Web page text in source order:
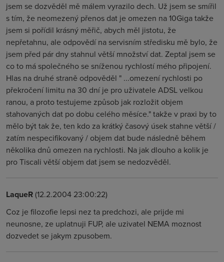
jsem se dozvěděl mě málem vyrazilo dech. Už jsem se smířil
s tím, že neomezený přenos dat je omezen na 10Giga takže
jsem si pořídil krásný měřič, abych měl jistotu, že
nepřetahnu, ale odpovědí na servisním středisku mě bylo, že
jsem před pár dny stahnul větší množství dat. Zeptal jsem se
co to má společného se sníženou rychlostí mého připojení.
Hlas na druhé straně odpověděl " ...omezení rychlosti po
překročení limitu na 30 dní je pro uživatele ADSL velkou
ranou, a proto testujeme způsob jak rozložit objem
stahovaných dat po dobu celého měsíce." takže v praxi by to
mělo být tak že, ten kdo za krátký časový úsek stahne větší /
zatím nespecifikovaný / objem dat bude následně během
několika dnů omezen na rychlosti. Na jak dlouho a kolik je
pro Tiscali větší objem dat jsem se nedozvěděl.
LaqueR(12.2.2004 23:00:22)
Coz je filozofie lepsi nez ta predchozi, ale prijde mi
neunosne, ze uplatnuji FUP, ale uzivatel NEMA moznost
dozvedet se jakym zpusobem.